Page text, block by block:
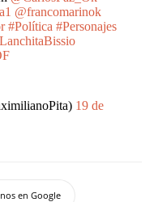
@francomarinok
#Política #Personajes
19 de
en Google